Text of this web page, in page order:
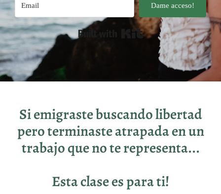
Dame acceso!
Built with Kit
Si emigraste buscando libertad
pero terminaste atrapada en un
trabajo que no te representa...
Esta clase es para ti!